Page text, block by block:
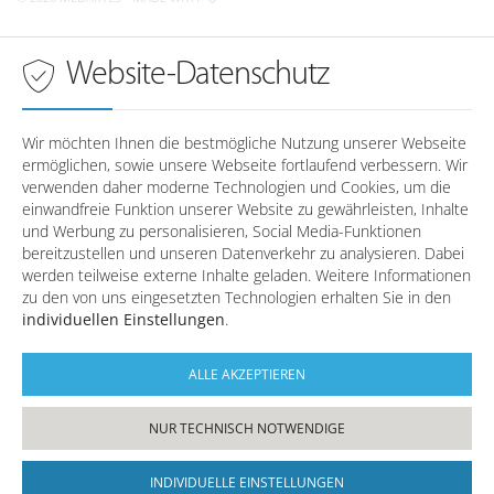
Mittwoch
08:00 - 18:00 Uhr
Telefonzeiten inRegensburg
Montag
08:00 - 12:30 / 14:00 - 17:00
Dienstag
08:00 - 12:30
Mittwoch
08:00 - 12:30 / 14:00 - 17:00
Donnerstag
08:00 - 12:30 / 14:00 - 17:00
Freitag
08:00 - 12:30
Sprechzeiten inWörth a.d. Donau
Montag
-
Dienstag
-
Mittwoch
-
Donnerstag
-
Freitag
-
Telefonzeiten inWörth a.d. Donau
Montag
08:00 - 12:30 / 14:00 - 17:00
08:00 - 12:30 / 14:00 - 17:00
Donnerstag
08:00 - 12:30 / 14:00 - 17:00
Website-Datenschutz
Wir möchten Ihnen die bestmögliche Nutzung unserer Webseite
ermöglichen, sowie unsere Webseite fortlaufend verbessern. Wir
verwenden daher moderne Technologien und Cookies, um die
einwandfreie Funktion unserer Website zu gewährleisten, Inhalte
und Werbung zu personalisieren, Social Media-Funktionen
bereitzustellen und unseren Datenverkehr zu analysieren. Dabei
werden teilweise externe Inhalte geladen. Weitere Informationen
zu den von uns eingesetzten Technologien erhalten Sie in den
individuellen Einstellungen.
ALLE AKZEPTIEREN
NUR TECHNISCH NOTWENDIGE
INDIVIDUELLE EINSTELLUNGEN